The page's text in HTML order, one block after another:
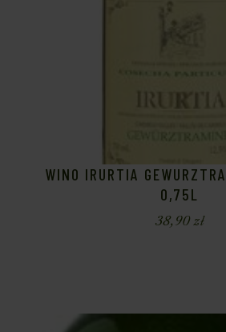
WINO IRURTIA
0,75L
38,90zł